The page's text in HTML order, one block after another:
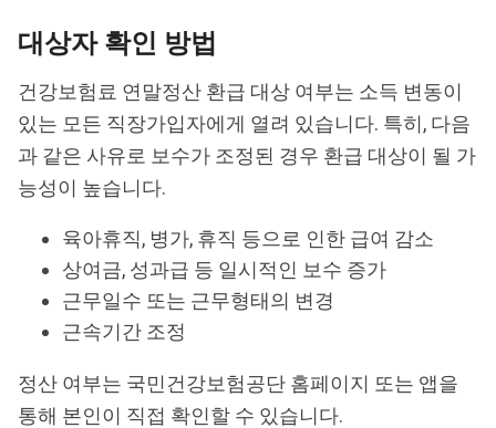
대상자 확인 방법
건강보험료 연말정산 환급 대상 여부는 소득 변동이
있는 모든 직장가입자에게 열려 있습니다. 특히, 다음
과 같은 사유로 보수가 조정된 경우 환급 대상이 될 가
능성이 높습니다.
육아휴직, 병가, 휴직 등으로 인한 급여 감소
상여금, 성과급 등 일시적인 보수 증가
근무일수 또는 근무형태의 변경
근속기간 조정
정산 여부는 국민건강보험공단 홈페이지 또는 앱을
통해 본인이 직접 확인할 수 있습니다.